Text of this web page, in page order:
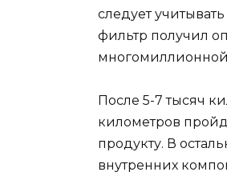
следует
фильтр получил
После 5-7 тысяч
километров
продукту. В
внутренних